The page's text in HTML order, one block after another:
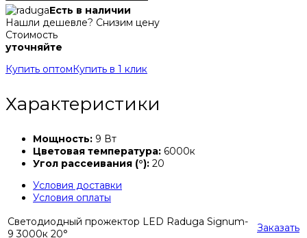
Есть в наличии
Нашли дешевле? Снизим цену
Стоимость
уточняйте
Купить оптом Купить в 1 клик
Характеристики
Мощность: 9 Вт
Цветовая температура: 6000к
Угол рассеивания (°): 20
Условия доставки
Условия оплаты
Светодиодный прожектор LED Raduga Signum-
9 3000к 20°
Заказать